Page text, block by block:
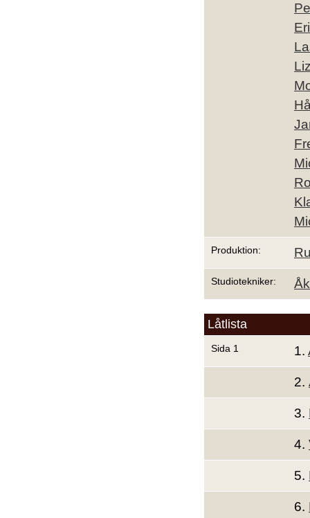
Produktion:
Studiotekniker:
Låtlista
Sida 1 1.
2.
3.
4.
5.
6.